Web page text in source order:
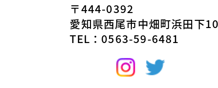
〒444-0392
愛知県西尾市中畑町浜田下
TEL：0563-59-6481